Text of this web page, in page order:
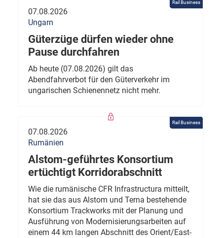
Rail Business
07.08.2026
Ungarn
Güterzüge dürfen wieder ohne
Pause durchfahren
Ab heute (07.08.2026) gilt das
Abendfahrverbot für den Güterverkehr im
ungarischen Schienennetz nicht mehr.
Rail Business
07.08.2026
Rumänien
Alstom-geführtes Konsortium
ertüchtigt Korridorabschnitt
Wie die rumänische CFR Infrastructura mitteilt,
hat sie das aus Alstom und Terna bestehende
Konsortium Trackworks mit der Planung und
Ausführung von Modernisierungsarbeiten auf
einem 44 km langen Abschnitt des Orient/East-